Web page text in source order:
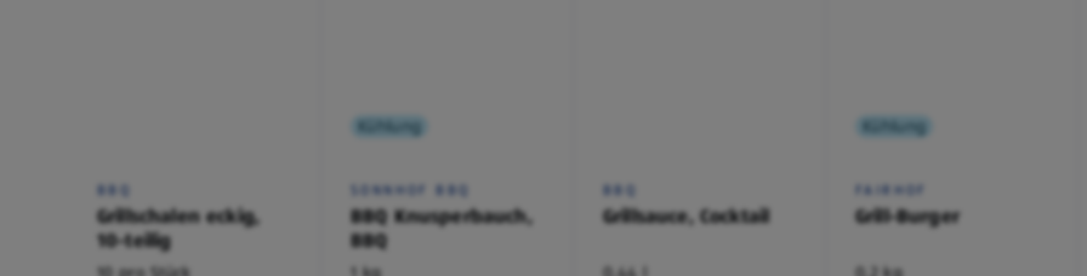
BBQ
Grillschalen eckig,
10-teilig
Kühlung
SONNHOF BBQ
BBQ Knusperbauch,
BBQ
BBQ
Grillsauce, Cocktail
Kühlung
FAIRHOF
Grill-Burger